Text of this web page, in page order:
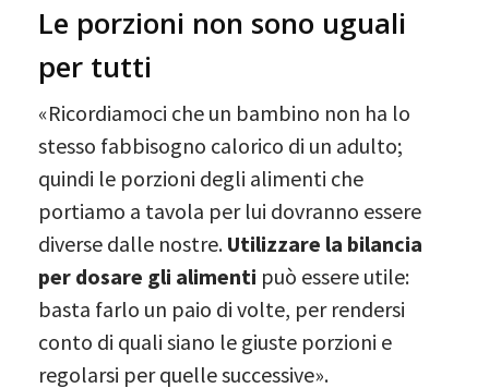
Le porzioni non sono uguali
per tutti
«Ricordiamoci che un bambino non ha lo
stesso fabbisogno calorico di un adulto;
quindi le porzioni degli alimenti che
portiamo a tavola per lui dovranno essere
diverse dalle nostre. Utilizzare la bilancia
per dosare gli alimenti può essere utile:
basta farlo un paio di volte, per rendersi
conto di quali siano le giuste porzioni e
regolarsi per quelle successive».